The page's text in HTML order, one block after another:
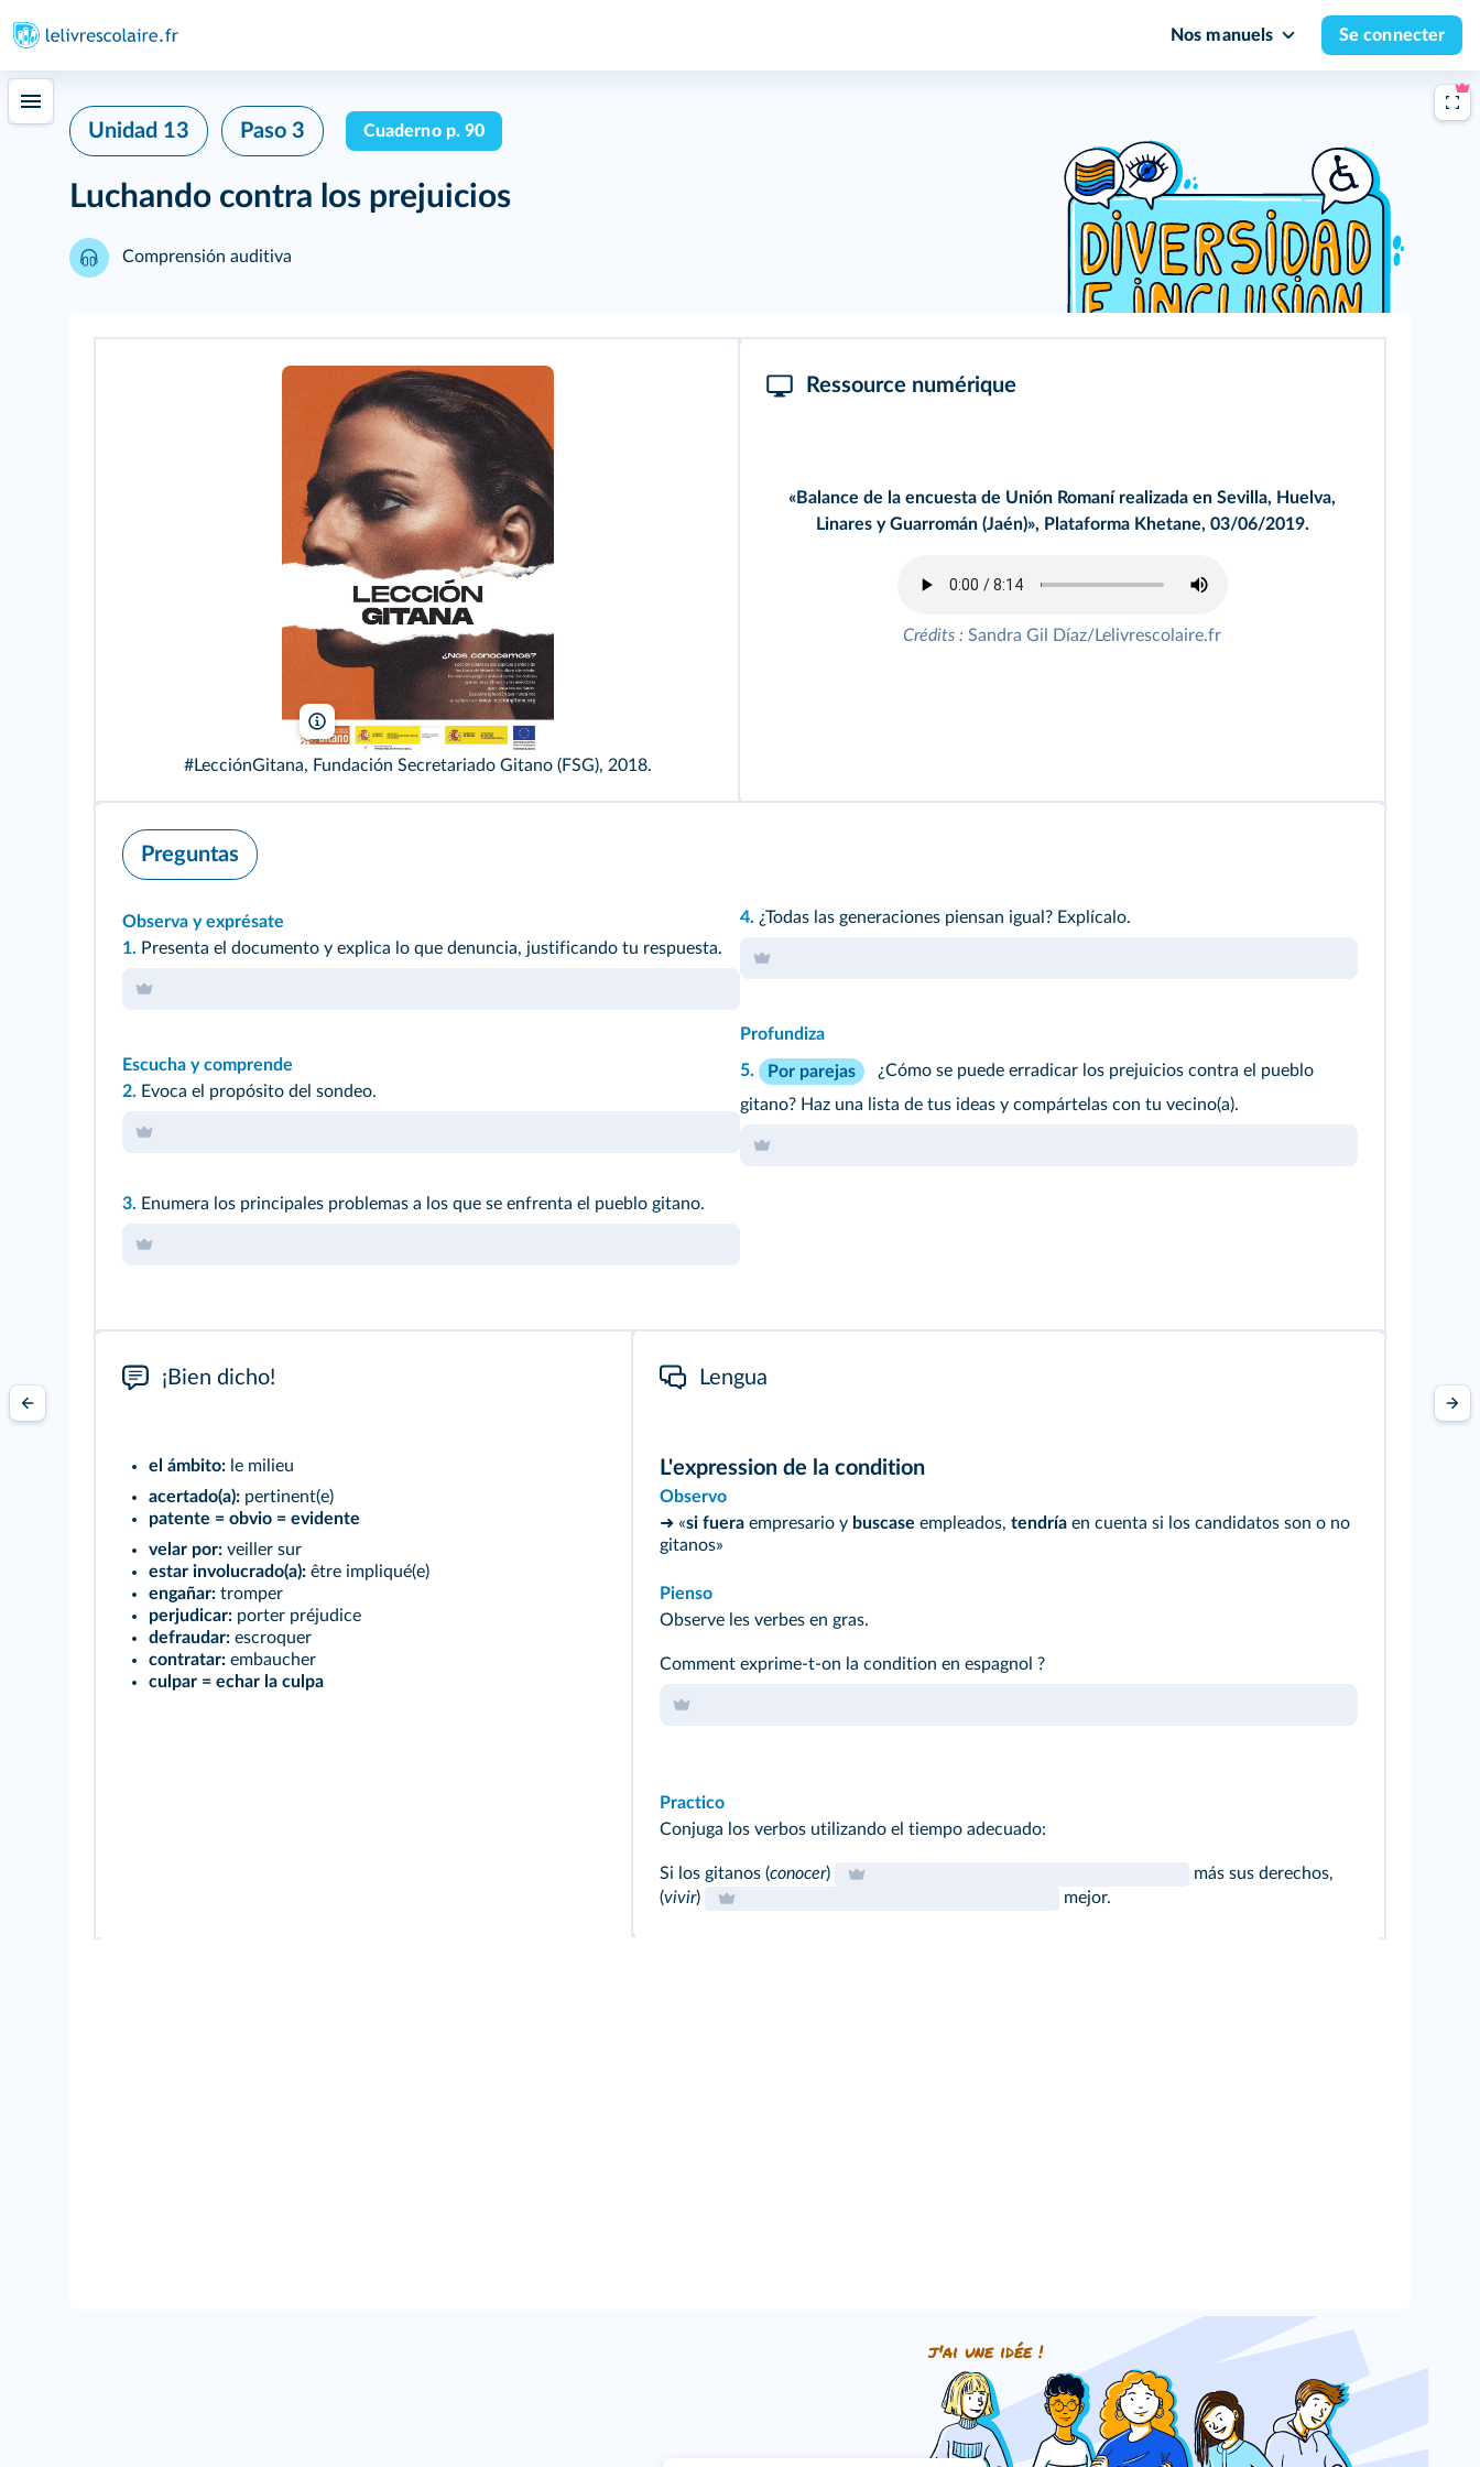
Nos manuels Se connecter
Unidad 13 Paso 3 Cuaderno p. 90
Luchando contra los prejuicios
Comprensión auditiva
Fundación Secretariado Gitano
#LecciónGitana, Fundación Secretariado Gitano (FSG), 2018.
Ressource numérique
«Balance de la encuesta de Unión Romaní realizada en Sevilla, Huelva,
Linares y Guarromán (Jaén)», Plataforma Khetane, 03/06/2019.
Crédits : Sandra Gil Díaz/Lelivrescolaire.fr
Preguntas
Observa y exprésate
1. Presenta el documento y explica lo que denuncia, justificando tu respuesta.
Escucha y comprende
2. Evoca el propósito del sondeo.
3. Enumera los principales problemas a los que se enfrenta el pueblo gitano.
4. ¿Todas las generaciones piensan igual? Explícalo.
Profundiza
5. Por parejas
¿Cómo se puede erradicar los prejuicios contra el pueblo
gitano? Haz una lista de tus ideas y compártelas con tu vecino(a).
¡Bien dicho!
el ámbito: le milieu
acertado(a): pertinent(e)
patente = obvio = evidente
velar por: veiller sur
estar involucrado(a): être impliqué(e)
engañar: tromper
perjudicar: porter préjudice
defraudar: escroquer
contratar: embaucher
culpar = echar la culpa
Lengua
L'expression de la condition
Observo
➜ «si fueraempresario y buscase empleados, tendríaen cuenta si los candidatos son o no
gitanos»
Pienso
Observe les verbes en gras.
Comment exprime‑t‑on la condition en espagnol ?
Practico
Conjuga los verbos utilizando el tiempo adecuado:
Si los gitanos (conocer)
más sus derechos,
(vivir) mejor.
j'ai une idée !